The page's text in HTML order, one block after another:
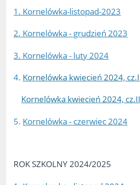
1. Kornelówka-listopad-2023
2. Kornelówka - grudzień 2023
3. Kornelówka - luty 2024
4. Kornelówka kwiecień 2024, cz.I
Kornelówka kwiecień 2024, cz.II
5. Kornelówka - czerwiec 2024
ROK SZKOLNY 2024/2025